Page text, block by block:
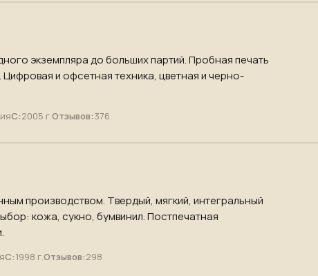
экземпляра до больших партий. Пробная печать
и офсетная техника, цветная и черно-
С:2005 г.Отзывов:376
производством. Твердый, мягкий, интегральный
кожа, сукно, бумвинил. Постпечатная
С:1998 г.Отзывов:298